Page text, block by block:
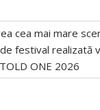
cea mai mare
festival realizată
ONE 2026